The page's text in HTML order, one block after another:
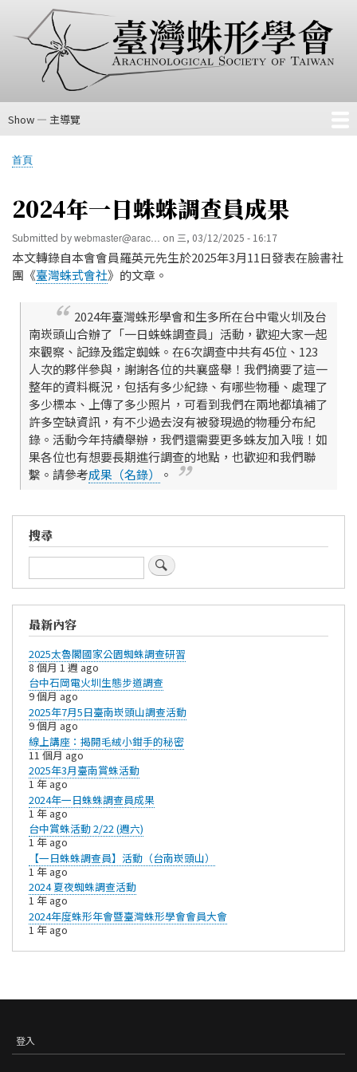
至
主
內
主
覽
Show — 主導覽
首頁
會費、入會或續會匯款方法
關於我們
相關連結
科級檢索表
導
連
首頁
2024年一日蛛蛛調查員成果
Submitted bywebmaster@arac… on 三, 03/12/2025 - 16:17
本文轉錄自本會會員羅英元先生於2025年3月11日發表在臉書社
團《臺灣蛛式會社》的文章。
2024年臺灣蛛形學會和生多所在台中電火圳及台
南崁頭山合辦了「一日蛛蛛調查員」活動，歡迎大家一起
來觀察、記錄及鑑定蜘蛛。在6次調查中共有45位、123
人次的夥伴參與，謝謝各位的共襄盛舉！我們摘要了這一
整年的資料概況，包括有多少紀錄、有哪些物種、處理了
多少標本、上傳了多少照片，可看到我們在兩地都填補了
許多空缺資訊，有不少過去沒有被發現過的物種分布紀
錄。活動今年持續舉辦，我們還需要更多蛛友加入哦！如
果各位也有想要長期進行調查的地點，也歡迎和我們聯
繫。請參考成果（名錄） 。
搜尋
搜
尋
最新內容
2025太魯閣國家公園蜘蛛調查研習
8 個月 1 週 ago
台中石岡電火圳生態步道調查
9 個月 ago
2025年7月5日臺南崁頭山調查活動
9 個月 ago
線上講座：揭開毛絨小鉗手的秘密
11 個月 ago
​2025年3月臺南賞蛛活動
1 年 ago
2024年一日蛛蛛調查員成果
1 年 ago
台中賞蛛活動 2/22 (週六)
1 年 ago
【一日蛛蛛調查員】活動（台南崁頭山）
1 年 ago
2024 夏夜蜘蛛調查活動
1 年 ago
2024年度蛛形年會暨臺灣蛛形學會會員大會
1 年 ago
USER
登入